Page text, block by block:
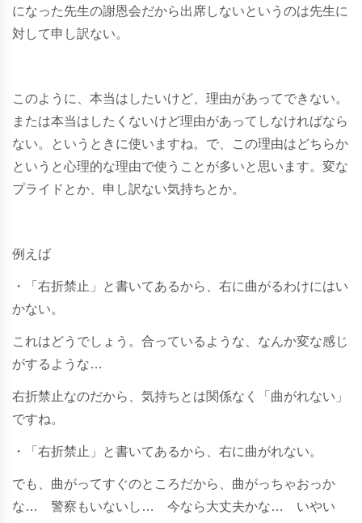
になった先生の謝恩会だから出席しないというのは先生に
対して申し訳ない。
このように、本当はしたいけど、理由があってできない。
または本当はしたくないけど理由があってしなければなら
ない。というときに使いますね。で、この理由はどちらか
というと心理的な理由で使うことが多いと思います。変な
プライドとか、申し訳ない気持ちとか。
例えば
・「右折禁止」と書いてあるから、右に曲がるわけにはい
かない。
これはどうでしょう。合っているような、なんか変な感じ
がするような…
右折禁止なのだから、気持ちとは関係なく「曲がれない」
ですね。
・「右折禁止」と書いてあるから、右に曲がれない。
でも、曲がってすぐのところだから、曲がっちゃおっか
な… 警察もいないし… 今なら大丈夫かな… いやい